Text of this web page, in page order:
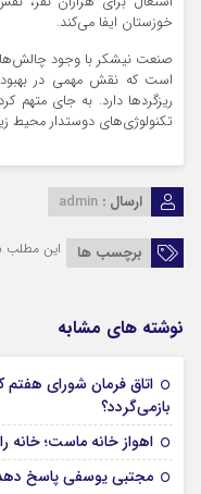
خوزستان ایفا می‌کند.
صنعت نیشکر با وجود
است که نقش مهمی در بهبود
ریزگردها دارد. به جای متهم
تکنولوژی‌های دوستدار محیط
ارسال : admin
برچسب ها این مطلب
نوشته های مشابه
اتاق فرمان شورای هفتم
بازمی‌گردد؟
اهواز خانه ماست؛ خانه
مجتبی یوسفی پاسخ دهد؛ سرنوشت ۳۵۰۰